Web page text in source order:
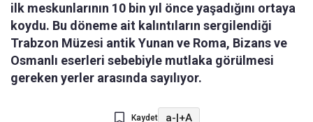
ilk meskunlarının 10 bin yıl önce yaşadığını ortaya
koydu. Bu döneme ait kalıntıların sergilendiği
Trabzon Müzesi antik Yunan ve Roma, Bizans ve
Osmanlı eserleri sebebiyle mutlaka görülmesi
gereken yerler arasında sayılıyor.
Kaydet a-|+A